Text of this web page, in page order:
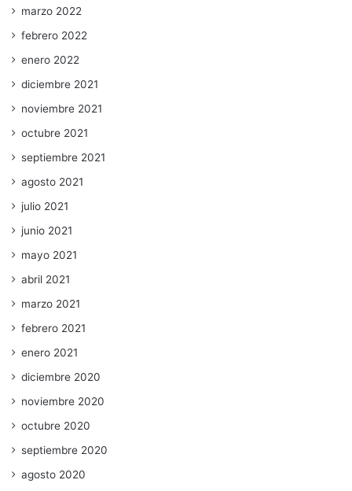
marzo 2022
febrero 2022
enero 2022
diciembre 2021
noviembre 2021
octubre 2021
septiembre 2021
agosto 2021
julio 2021
junio 2021
mayo 2021
abril 2021
marzo 2021
febrero 2021
enero 2021
diciembre 2020
noviembre 2020
octubre 2020
septiembre 2020
agosto 2020